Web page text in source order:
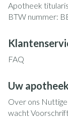
Apotheek
BTW nummer:
FAQ
Uw apotheek
Over ons Nuttige
wacht